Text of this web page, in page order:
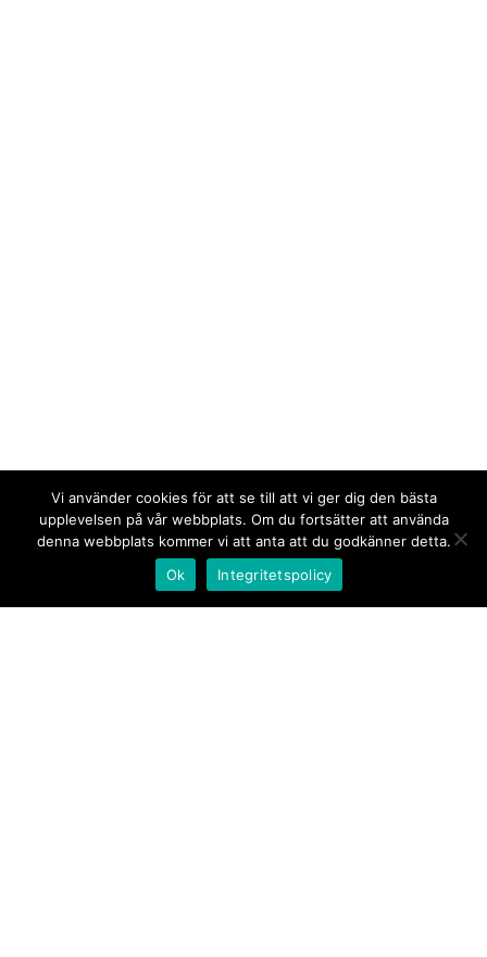
Vi använder cookies för att se till att vi ger dig den bästa
upplevelsen på vår webbplats. Om du fortsätter att använda
denna webbplats kommer vi att anta att du godkänner detta.
Ok
Integritetspolicy